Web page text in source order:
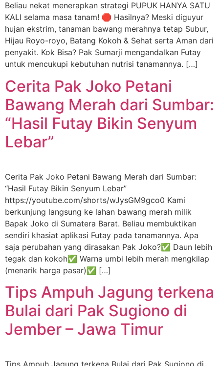
Beliau nekat menerapkan strategi PUPUK HANYA SATU
KALI selama masa tanam! 🛑 Hasilnya? Meski diguyur
hujan ekstrim, tanaman bawang merahnya tetap Subur,
Hijau Royo-royo, Batang Kokoh & Sehat serta Aman dari
penyakit. Kok Bisa? Pak Sumarji mengandalkan Futay
untuk mencukupi kebutuhan nutrisi tanamannya. […]
Cerita Pak Joko Petani
Bawang Merah dari Sumbar:
“Hasil Futay Bikin Senyum
Lebar”
Cerita Pak Joko Petani Bawang Merah dari Sumbar:
“Hasil Futay Bikin Senyum Lebar”
https://youtube.com/shorts/wJysGM9gco0 Kami
berkunjung langsung ke lahan bawang merah milik
Bapak Joko di Sumatera Barat. Beliau membuktikan
sendiri khasiat aplikasi Futay pada tanamannya. Apa
saja perubahan yang dirasakan Pak Joko?✅ Daun lebih
tegak dan kokoh✅ Warna umbi lebih merah mengkilap
(menarik harga pasar)✅ […]
Tips Ampuh Jagung terkena
Bulai dari Pak Sugiono di
Jember – Jawa Timur
Tips Ampuh Jagung terkena Bulai dari Pak Sugiono di